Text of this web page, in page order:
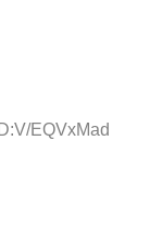
EQVxMad